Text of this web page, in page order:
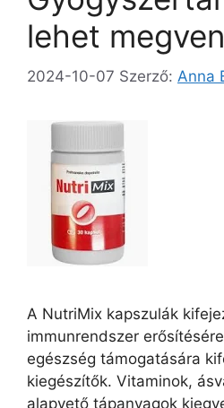
lehet
2024-10-07 Szerző: Anna
A NutriMix kapszulák
immunrendszer
egészség támogatására
kiegészítők. Vitaminok,
alapvető tápanyagok